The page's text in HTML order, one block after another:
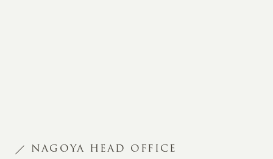
NAGOYA HEAD OFFICE